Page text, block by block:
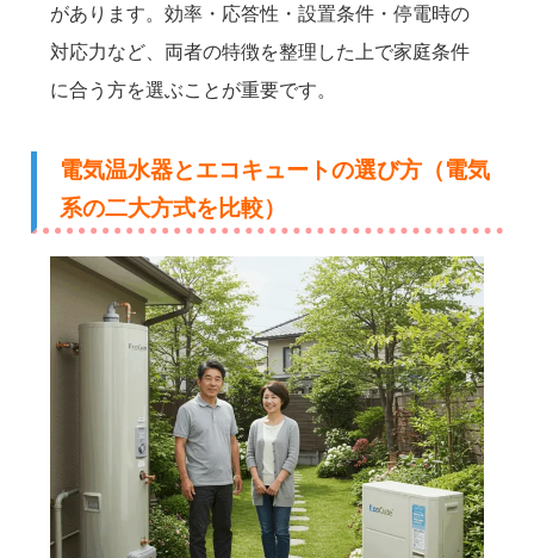
があります。効率・応答性・設置条件・停電時の
対応力など、両者の特徴を整理した上で家庭条件
に合う方を選ぶことが重要です。
電気温水器とエコキュートの選び方（電気
系の二大方式を比較）